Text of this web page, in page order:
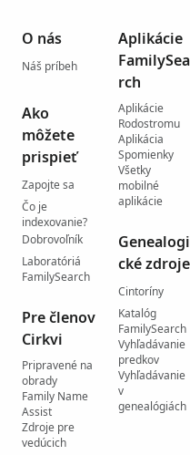
O nás
Náš príbeh
Ako
môžete
prispieť
Zapojte sa
Čo je
indexovanie?
Dobrovoľník
Laboratóriá
FamilySearch
Pre členov
Cirkvi
Pripravené na
obrady
Family Name
Assist
Zdroje pre
vedúcich
Aplikácie
FamilySea
rch
Aplikácie
Rodostromu
Aplikácia
Spomienky
Všetky
mobilné
aplikácie
Genealogi
cké zdroje
Cintoríny
Katalóg
FamilySearch
Vyhľadávanie
predkov
Vyhľadávanie
v
genealógiách